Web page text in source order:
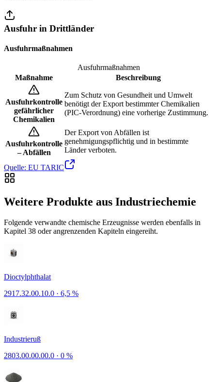
Ausfuhr in Drittländer
Ausfuhrmaßnahmen
Ausfuhrmaßnahmen
Maßnahme
Beschreibung
Ausfuhrkontrolle
gefährlicher
Chemikalien
Zum Schutz von Gesundheit und Umwelt
benötigt der Export bestimmter Chemikalien
(PIC-Verordnung) eine vorherige Zustimmung.
Ausfuhrkontrolle
– Abfällen
Der Export von Abfällen ist
genehmigungspflichtig und in bestimmte
Länder verboten.
Quelle: EU TARIC
Weitere Produkte aus Industriechemie
Folgende verwandte chemische Erzeugnisse werden ebenfalls in
Kapitel 38 oder angrenzenden Kapiteln eingereiht.
Dioctylphthalat
2917.32.00.10.0 · 6,5 %
Industrieruß
2803.00.00.00.0 · 0 %